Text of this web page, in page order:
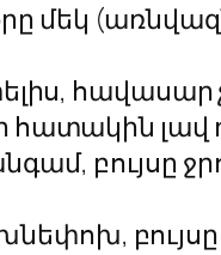
մեկ
լավ
բույսը
բույսը